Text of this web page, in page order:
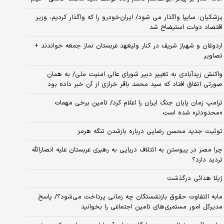
پزشکیان: سایپا واگذار می شود/ ایران‌خودرو را که واگذار کردیم، وزیر
اقتصاد دولت استیضاح شد
اردوغان و شهباز شریف در کنار ولیعهد عربستان نماز جمعه خواندند +
تصاویر
واکنش زیدآبادی به تغییر دبیر شورای عالی امنیت ملی/ به همان
صورتی اتفاق افتاد که سید محمد باقر خرازی از آن خبر داده بود
ترامپ زمان پایان جنگ ایران را اعلام کرد/ تامین برخی مهمات
«محدودتر» شده است
توئیت جدید محسن رضایی درباره بازشدن تنگه هرمز
چرا مصر در پیوستن به ائتلاف دریایی به رهبری عربستان علیه انصارالله
تردید دارد؟
ژیلا هدائی درگذشت
مابه التفاوت حقوق بازنشستگان چه زمانی پرداخت می‌شود؟/ پاسخ
مدیرکل امور مستمری‌های تامین اجتماعی را بخوانید